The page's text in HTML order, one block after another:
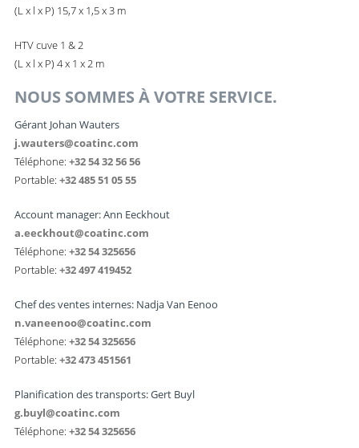
(L x l x P) 15,7 x 1,5 x 3 m
HTV cuve 1 & 2
(L x l x P) 4 x 1 x 2 m
NOUS SOMMES À VOTRE SERVICE.
Gérant Johan Wauters
j.wauters@coatinc.com
Téléphone: +32 54 32 56 56
Portable: +32 485 51 05 55
Account manager: Ann Eeckhout
a.eeckhout@coatinc.com
Téléphone: +32 54 325656
Portable: +32 497 419452
Chef des ventes internes: Nadja Van Eenoo
n.vaneenoo@coatinc.com
Téléphone: +32 54 325656
Portable: +32 473 451561
Planification des transports: Gert Buyl
g.buyl@coatinc.com
Téléphone: +32 54 325656